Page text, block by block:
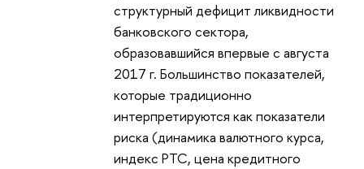
структурный дефицит ликвидности
банковского сектора,
образовавшийся впервые с августа
2017 г. Большинство показателей,
которые традиционно
интерпретируются как показатели
риска (динамика валютного курса,
индекс РТС, цена кредитного